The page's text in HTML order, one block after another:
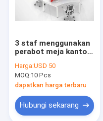
3 staf menggunakan
perabot meja kantor
derajat 50 x50
tabung kaki baja
Harga:USD 50
MOQ:10 Pcs
dapatkan harga terbaru
Hubungi sekarang